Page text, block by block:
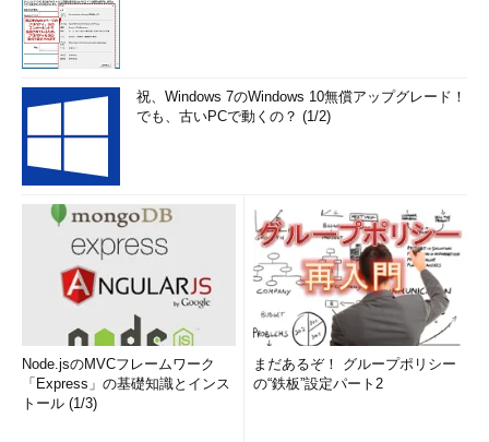
祝、Windows 7のWindows 10無償アップグレード！
でも、古いPCで動くの？ (1/2)
Node.jsのMVCフレームワーク
「Express」の基礎知識とインス
トール (1/3)
まだあるぞ！ グループポリシー
の“鉄板”設定パート2